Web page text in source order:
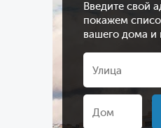
Введите свой
покажем
вашего дома и